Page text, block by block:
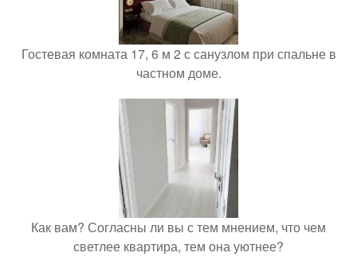
Гостевая комната 17, 6 м 2 с санузлом при спальне в
частном доме.
Как вам? Согласны ли вы с тем мнением, что чем
светлее квартира, тем она уютнее?